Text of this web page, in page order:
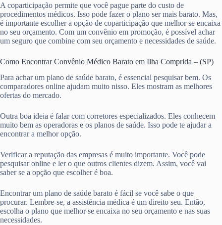
A coparticipação permite que você pague parte do custo de
procedimentos médicos. Isso pode fazer o plano ser mais barato. Mas,
é importante escolher a opção de coparticipação que melhor se encaixa
no seu orçamento. Com um convênio em promoção, é possível achar
um seguro que combine com seu orçamento e necessidades de saúde.
Como Encontrar Convênio Médico Barato em Ilha Comprida – (SP)
Para achar um plano de saúde barato, é essencial pesquisar bem. Os
comparadores online ajudam muito nisso. Eles mostram as melhores
ofertas do mercado.
Outra boa ideia é falar com corretores especializados. Eles conhecem
muito bem as operadoras e os planos de saúde. Isso pode te ajudar a
encontrar a melhor opção.
Verificar a reputação das empresas é muito importante. Você pode
pesquisar online e ler o que outros clientes dizem. Assim, você vai
saber se a opção que escolher é boa.
Encontrar um plano de saúde barato é fácil se você sabe o que
procurar. Lembre-se, a assistência médica é um direito seu. Então,
escolha o plano que melhor se encaixa no seu orçamento e nas suas
necessidades.